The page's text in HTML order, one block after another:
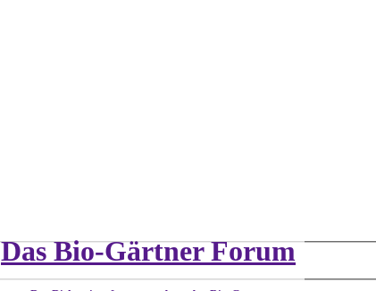
Das Bio-Gärtner Forum